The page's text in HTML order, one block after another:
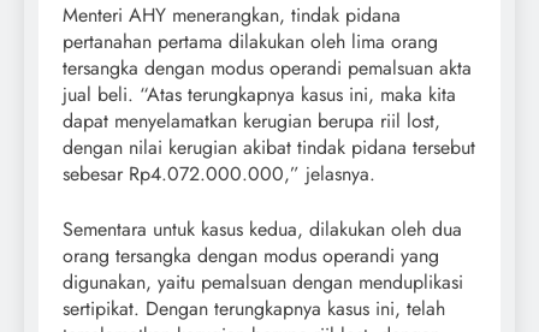
Menteri AHY menerangkan, tindak pidana
pertanahan pertama dilakukan oleh lima orang
tersangka dengan modus operandi pemalsuan akta
jual beli. “Atas terungkapnya kasus ini, maka kita
dapat menyelamatkan kerugian berupa riil lost,
dengan nilai kerugian akibat tindak pidana tersebut
sebesar Rp4.072.000.000,” jelasnya.
Sementara untuk kasus kedua, dilakukan oleh dua
orang tersangka dengan modus operandi yang
digunakan, yaitu pemalsuan dengan menduplikasi
sertipikat. Dengan terungkapnya kasus ini, telah